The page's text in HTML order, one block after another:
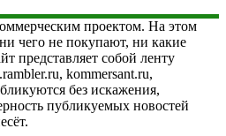
проектом. На этом
чего не покупают, ни какие
представляет собой ленту
kommersant.ru,
без искажения,
публикуемых новостей